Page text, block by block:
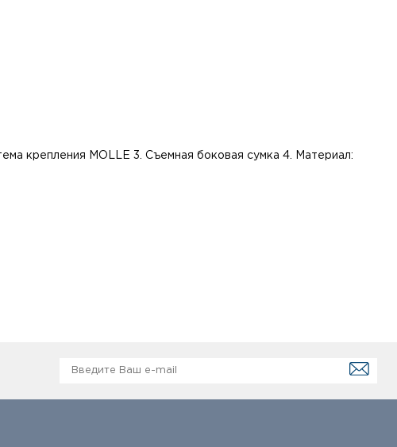
крепления MOLLE 3. Съемная боковая сумка 4. Материал: